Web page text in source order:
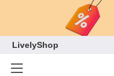
LivelyShop